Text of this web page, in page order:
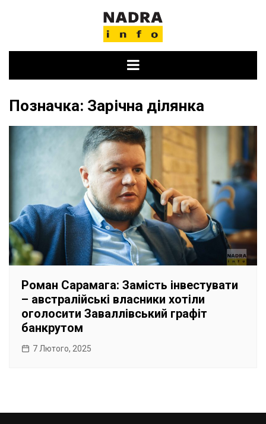
Позначка: Зарічна ділянка
Роман Сарамага: Замість інвестувати
– австралійські власники хотіли
оголосити Заваллівський графіт
банкрутом
7 Лютого, 2025